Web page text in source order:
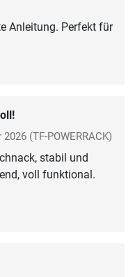
Anleitung. Perfekt für
2026 (TF-POWERRACK)
stabil und
voll funktional.